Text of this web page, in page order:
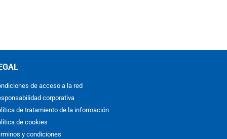
de acceso a la red
corporativa
de tratamiento de la información
de cookies
y condiciones